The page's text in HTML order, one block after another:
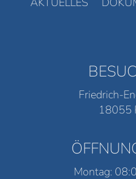
Friedrich-
18055
Montag: